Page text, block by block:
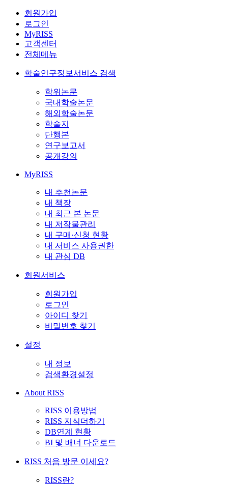
회원가입
로그인
MyRISS
고객센터
전체메뉴
학술연구정보서비스 검색
학위논문
국내학술논문
해외학술논문
학술지
단행본
연구보고서
공개강의
MyRISS
내 추천논문
내 책장
내 최근 본 논문
내 저작물관리
내 구매·신청 현황
내 서비스 사용권한
내 관심 DB
회원서비스
회원가입
로그인
아이디 찾기
비밀번호 찾기
설정
내 정보
검색환경설정
About RISS
RISS 이용방법
RISS 지식더하기
DB연계 현황
BI 및 배너 다운로드
RISS 처음 방문 이세요?
RISS란?